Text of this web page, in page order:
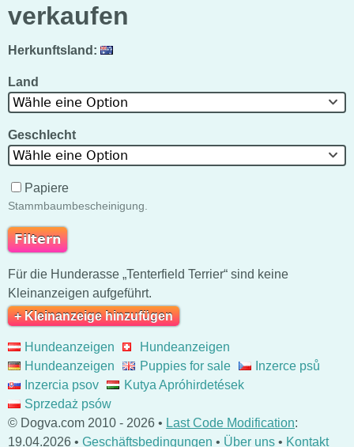
verkaufen
Herkunftsland:
Land
Wähle eine Option
Geschlecht
Wähle eine Option
Papiere
Stammbaumbescheinigung.
Für die Hunderasse „Tenterfield Terrier“ sind keine
Kleinanzeigen aufgeführt.
+ Kleinanzeige hinzufügen
Hundeanzeigen
Hundeanzeigen
Hundeanzeigen
Puppies for sale
Inzerce psů
Inzercia psov
Kutya Apróhirdetések
Sprzedaż psów
© Dogva.com 2010 - 2026 • Last Code Modification:
19.04.2026 • Geschäftsbedingungen • Über uns • Kontakt